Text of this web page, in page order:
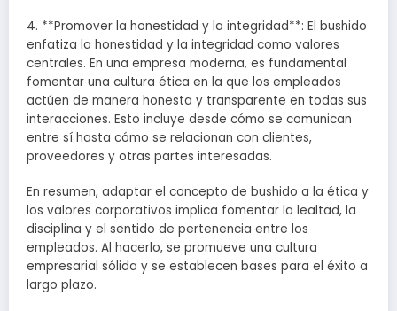
4. **Promover la honestidad y la integridad**: El bushido
enfatiza la honestidad y la integridad como valores
centrales. En una empresa moderna, es fundamental
fomentar una cultura ética en la que los empleados
actúen de manera honesta y transparente en todas sus
interacciones. Esto incluye desde cómo se comunican
entre sí hasta cómo se relacionan con clientes,
proveedores y otras partes interesadas.
En resumen, adaptar el concepto de bushido a la ética y
los valores corporativos implica fomentar la lealtad, la
disciplina y el sentido de pertenencia entre los
empleados. Al hacerlo, se promueve una cultura
empresarial sólida y se establecen bases para el éxito a
largo plazo.